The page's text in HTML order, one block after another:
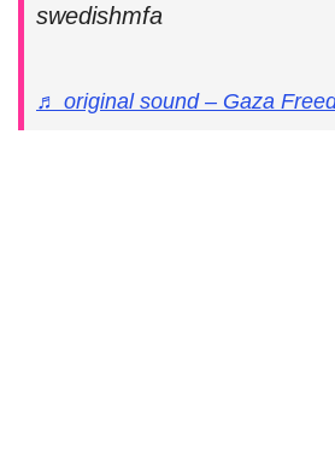
swedishmfa
♬ original sound – Gaza